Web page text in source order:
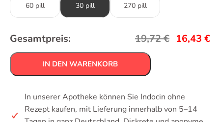
60 pill 30 pill 270 pill
Gesamtpreis: 19,72€ 16,43 €
IN DEN WARENKORB
In unserer Apotheke können Sie Indocin ohne
Rezept kaufen, mit Lieferung innerhalb von 5–14